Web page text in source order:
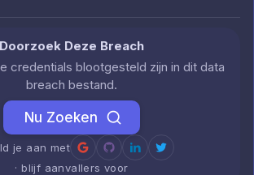
Doorzoek Deze Breach
credentials blootgesteld zijn in dit data
breach bestand.
Nu Zoeken
je aan met
· blijf aanvallers voor